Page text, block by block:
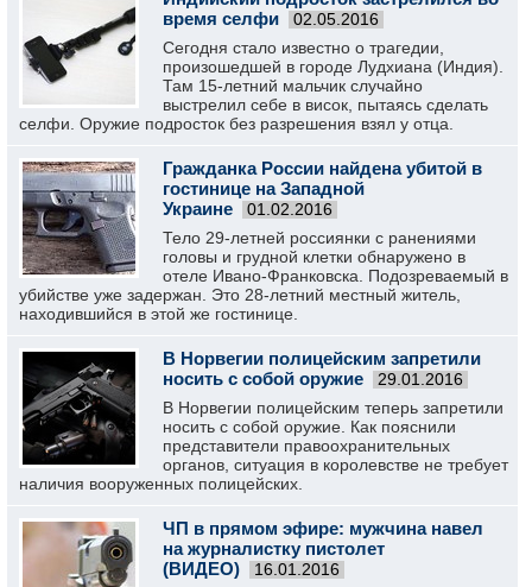
время селфи
02.05.2016
Сегодня стало известно о трагедии,
произошедшей в городе Лудхиана (Индия).
Там 15-летний мальчик случайно
выстрелил себе в висок, пытаясь сделать
селфи. Оружие подросток без разрешения взял у отца.
Гражданка России найдена убитой в
гостинице на Западной
Украине
01.02.2016
Тело 29-летней россиянки с ранениями
головы и грудной клетки обнаружено в
отеле Ивано-Франковска. Подозреваемый в
убийстве уже задержан. Это 28-летний местный житель,
находившийся в этой же гостинице.
В Норвегии полицейским запретили
носить с собой оружие
29.01.2016
В Норвегии полицейским теперь запретили
носить с собой оружие. Как пояснили
представители правоохранительных
органов, ситуация в королевстве не требует
наличия вооруженных полицейских.
ЧП в прямом эфире: мужчина навел
на журналистку пистолет
(ВИДЕО)
16.01.2016